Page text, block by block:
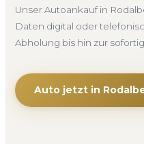
Unser Autoankauf in
Daten digital oder
Abholung bis hin zur
Auto jetzt in